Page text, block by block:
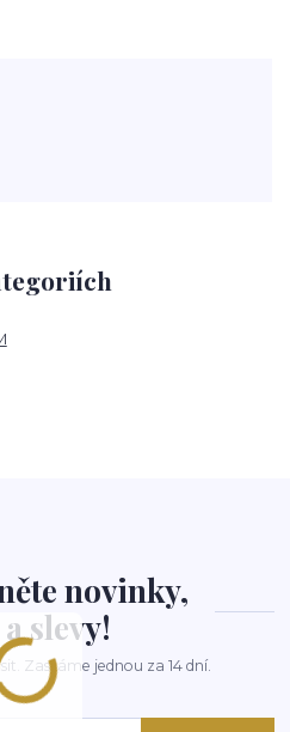
novinky,
slevy!
Zasíláme jednou za 14 dní.